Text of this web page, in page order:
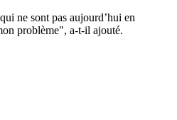
ne sont pas aujourd’hui en
problème", a-t-il ajouté.